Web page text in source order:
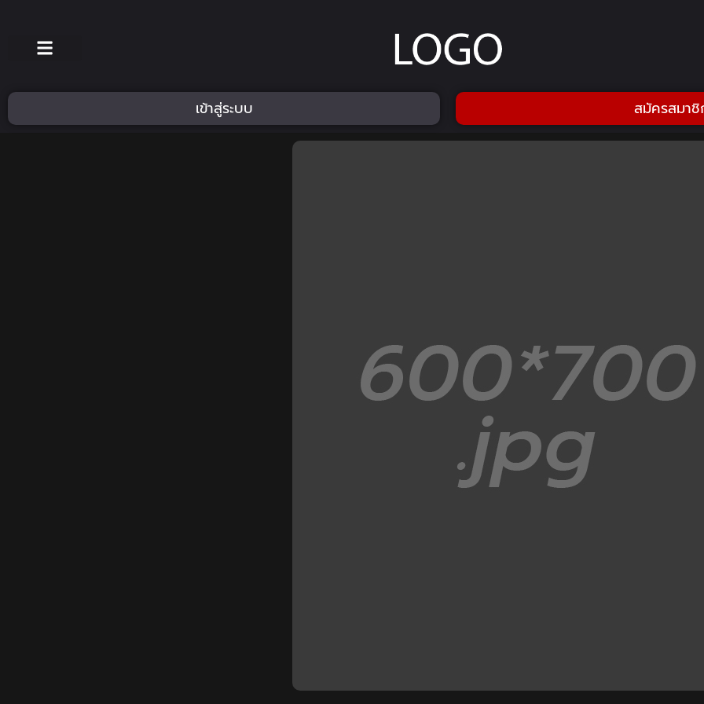
เข้าสู่ระบบ สมัครสมา